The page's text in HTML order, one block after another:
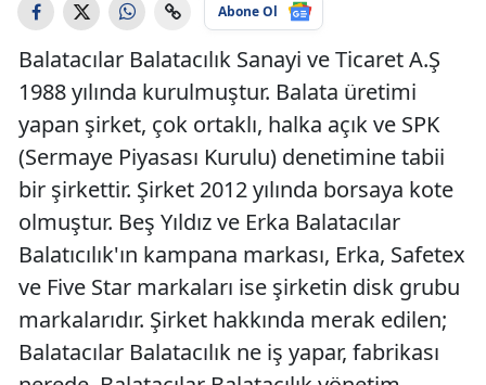
Abone Ol
Balatacılar Balatacılık Sanayi ve Ticaret A.Ş
1988 yılında kurulmuştur. Balata üretimi
yapan şirket, çok ortaklı, halka açık ve SPK
(Sermaye Piyasası Kurulu) denetimine tabii
bir şirkettir. Şirket 2012 yılında borsaya kote
olmuştur. Beş Yıldız ve Erka Balatacılar
Balatıcılık'ın kampana markası, Erka, Safetex
ve Five Star markaları ise şirketin disk grubu
markalarıdır. Şirket hakkında merak edilen;
Balatacılar Balatacılık ne iş yapar, fabrikası